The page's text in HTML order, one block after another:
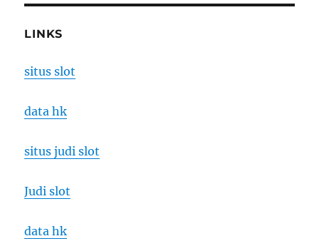
LINKS
situs slot
data hk
situs judi slot
Judi slot
data hk